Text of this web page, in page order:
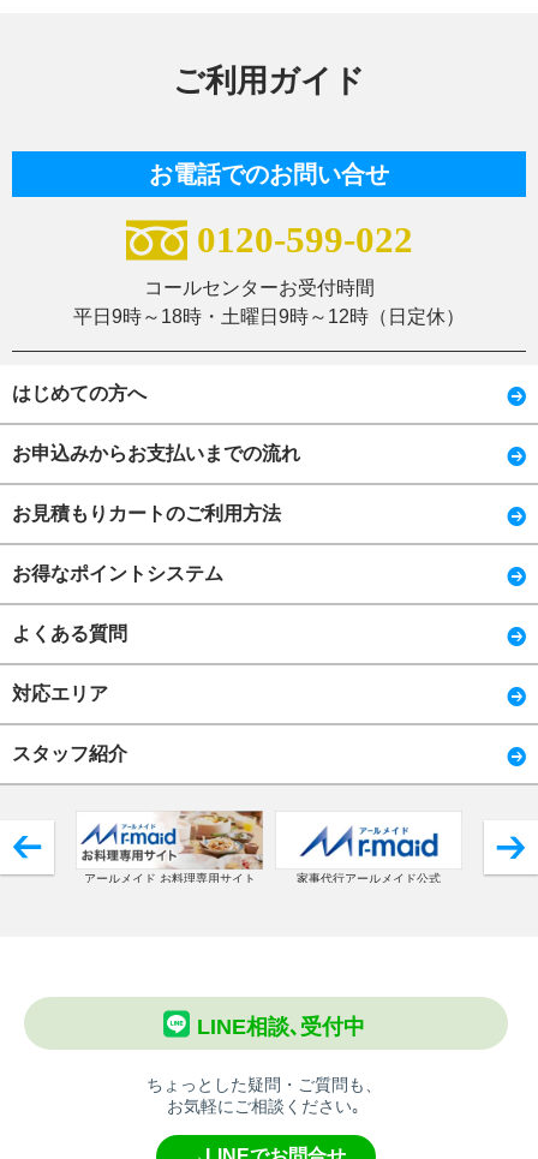
ご利用ガイド
お電話でのお問い合せ
0120-599-022
コールセンターお受付時間
平日9時～18時・土曜日9時～12時（日定休）
はじめての方へ
お申込みからお支払いまでの流れ
お見積もりカートのご利用方法
お得なポイントシステム
よくある質問
対応エリア
スタッフ紹介
アールメイド お料理専用サイト 家事代行アールメイド公式 コ
LINE相談､受付中
ちょっとした疑問・ご質問も、
お気軽にご相談ください｡